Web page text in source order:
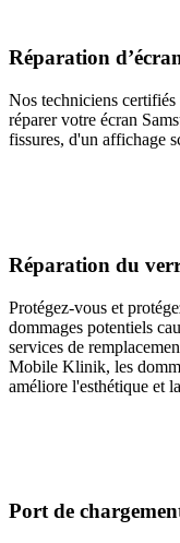
Réparation
Nos techniciens
réparer votre écran
fissures, d'un affichage
Réparation du
Protégez-vous et
dommages potentiels
services de
Mobile Klinik, les
améliore l'esthétique et
Port de